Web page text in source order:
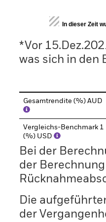
End of interactive chart.
In dieser Zeit
*Vor
was sich in den
Gesamtrendite (%) AUD
Vergleichs-Benchmark 1
(%) USD
Bei der
der
Die
der